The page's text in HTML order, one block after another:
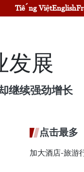
Tiếng ViệtEnglish
发展
继续强劲增长
点击最多
加大酒店-旅游